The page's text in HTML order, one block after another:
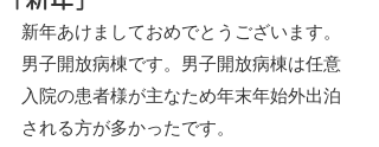
新年あけましておめでとうございます。
男子開放病棟です。男子開放病棟は任意
入院の患者様が主なため年末年始外出泊
される方が多かったです。